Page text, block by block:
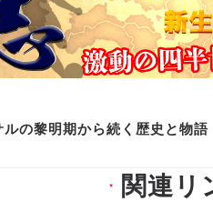
ルの黎明期から続く歴史と物
▼ 関連リ